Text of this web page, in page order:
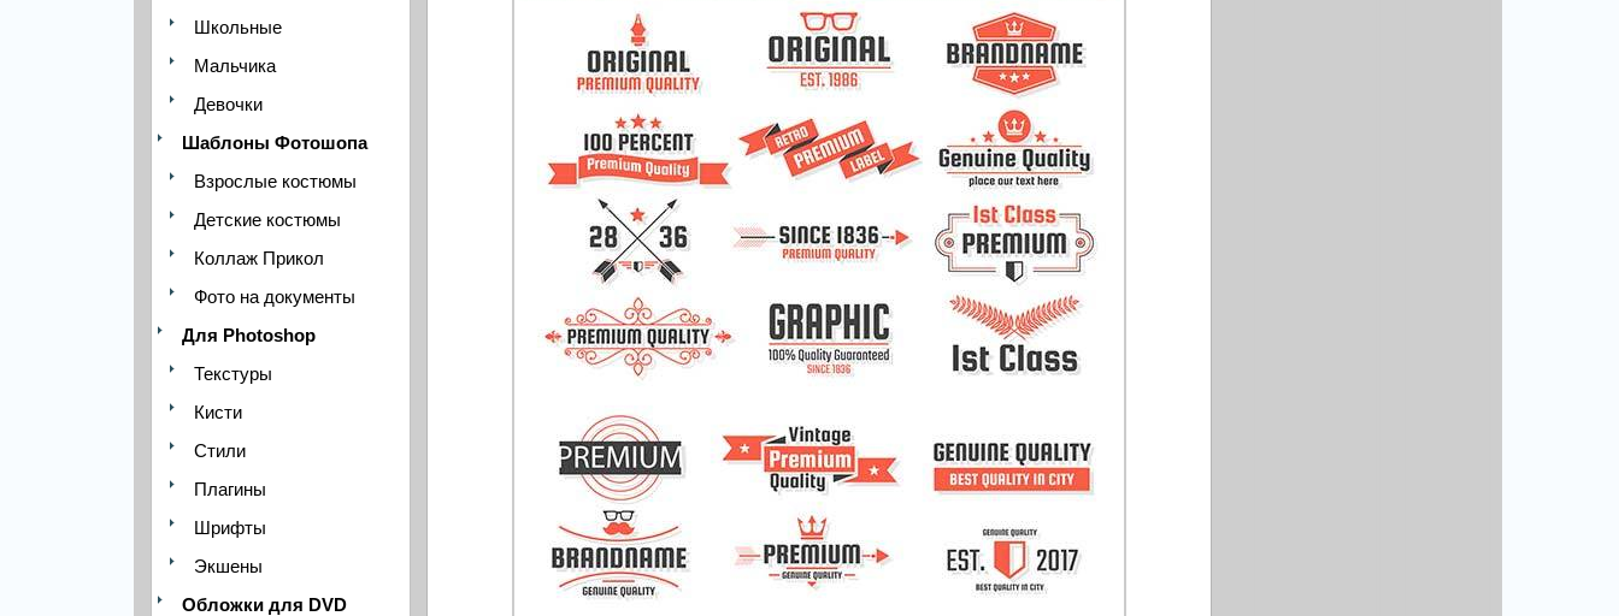
Школьные
Мальчика
Девочки
Шаблоны Фотошопа
Взрослые костюмы
Детские костюмы
Коллаж Прикол
Фото на документы
Для Photoshop
Текстуры
Кисти
Стили
Плагины
Шрифты
Экшены
Обложки для DVD